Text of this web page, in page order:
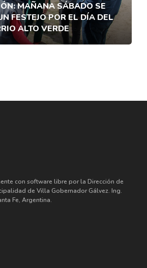
MAÑANA SÁBADO SE
FESTEJO POR EL DÍA DEL
ALTO VERDE
con software libre por la Dirección de
de Villa Gobernador Gálvez. Ing.
Fe, Argentina.